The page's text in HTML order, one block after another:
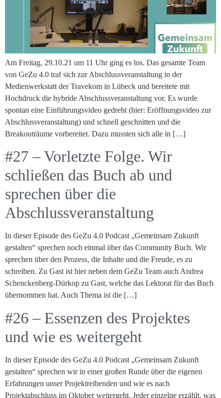
Am Freitag, 29.10.21 um 11 Uhr ging es los. Das gesamte Team
von GeZu 4.0 traf sich zur Abschlussveranstaltung in der
Medienwerkstatt der Travekom in Lübeck und bereitete mit
Hochdruck die hybride Abschlussveranstaltung vor. Es wurde
spontan eine Einführungsvideo gedreht (hier: Eröffnungsvideo zur
Abschlussveranstaltung) und schnell geschnitten und die
Breakouträume vorbereitet. Dazu mussten sich alle in […]
#27 – Vorletzte Folge. Wir
schließen das Buch ab und
sprechen über die
Abschlussveranstaltung
In dieser Episode des GeZu 4.0 Podcast „Gemeinsam Zukunft
gestalten“ sprechen noch einmal über das Community Buch. Wir
sprechen über den Prozess, die Inhalte und die Freude, es zu
schreiben. Zu Gast ist hier neben dem GeZu Team auch Andrea
Schenckenberg-Dürkop zu Gast, welche das Lektorat für das Buch
übernommen hat. Auch Thema ist die […]
#26 – Essenzen des Projektes
und wie es weitergeht
In dieser Episode des GeZu 4.0 Podcast „Gemeinsam Zukunft
gestalten“ sprechen wir in einer großen Runde über die eigenen
Erfahrungen unser Projektreibenden und wie es nach
Projektabschluss im Oktober weitergeht. Jeder einzelne erzählt, was